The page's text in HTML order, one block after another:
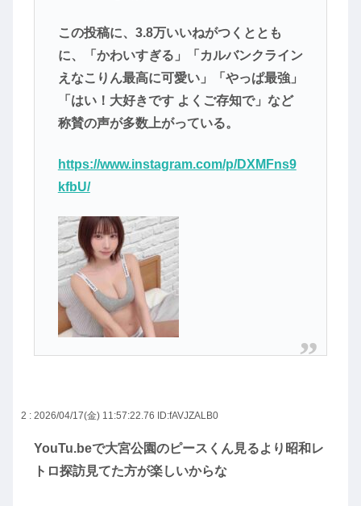
この投稿に、3.8万いいねがつくととも
に、「かわいすぎる」「カルバンクライン
えなこりん最高に可愛い」「やっぱ最強」
「はい！大好きです よくご存知で」など
称賛の声が多数上がっている。
https://www.instagram.com/p/DXMFns9
kfbU/
2 : 2026/04/17(金) 11:57:22.76 ID:fAVJZALB0
YouTu.beで大宮公園のピースくん見るより昭和レ
トロ探訪見てた方が楽しいからな